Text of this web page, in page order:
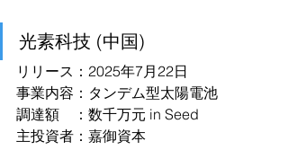
光素科技 (中国)
リリース：2025年7月22日
事業内容：タンデム型太陽電池
調達額　：数千万元 in Seed
主投資者：嘉御資本